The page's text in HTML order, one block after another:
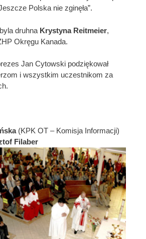
Polska nie zginęła”.
druhna Krystyna Reitmeier,
Okręgu Kanada.
Jan Cytowski podziękował
i wszystkim uczestnikom za
(KPK OT – Komisja Informacji)
Filaber